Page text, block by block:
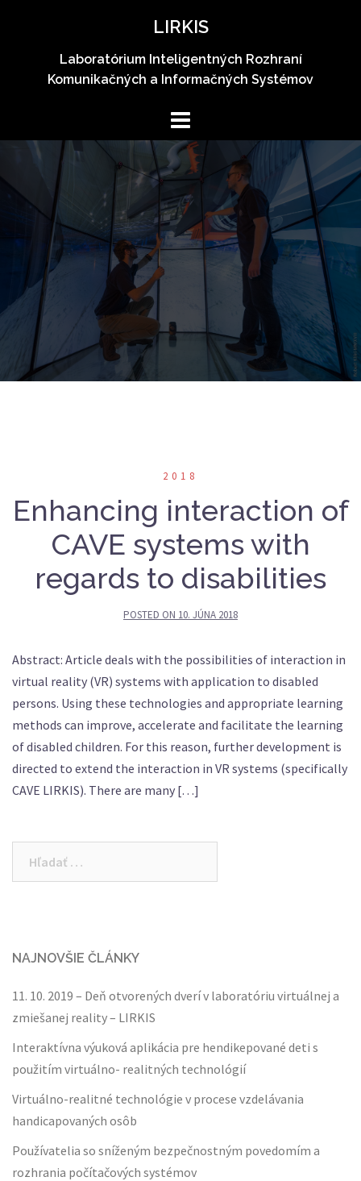
LIRKIS
Laboratórium Inteligentných Rozhraní
Komunikačných a Informačných Systémov
2018
Enhancing interaction of
CAVE systems with
regards to disabilities
POSTED ON 10. JÚNA 2018
Abstract: Article deals with the possibilities of interaction in
virtual reality (VR) systems with application to disabled
persons. Using these technologies and appropriate learning
methods can improve, accelerate and facilitate the learning
of disabled children. For this reason, further development is
directed to extend the interaction in VR systems (specifically
CAVE LIRKIS). There are many […]
NAJNOVŠIE ČLÁNKY
11. 10. 2019 – Deň otvorených dverí v laboratóriu virtuálnej a
zmiešanej reality – LIRKIS
Interaktívna výuková aplikácia pre hendikepované deti s
použitím virtuálno- realitných technológií
Virtuálno-realitné technológie v procese vzdelávania
handicapovaných osôb
Používatelia so sníženým bezpečnostným povedomím a
rozhrania počítačových systémov